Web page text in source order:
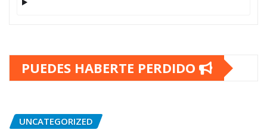
PUEDES HABERTE PERDIDO
UNCATEGORIZED